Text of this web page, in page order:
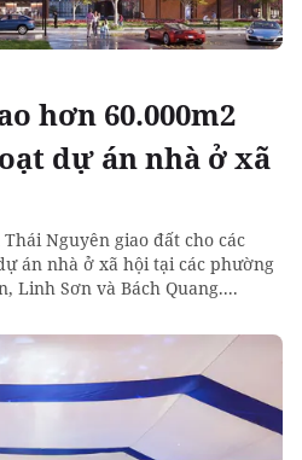
hơn 60.000m2
dự án nhà ở xã
Nguyên giao đất cho các
án nhà ở xã hội tại các phường
Linh Sơn và Bách Quang....